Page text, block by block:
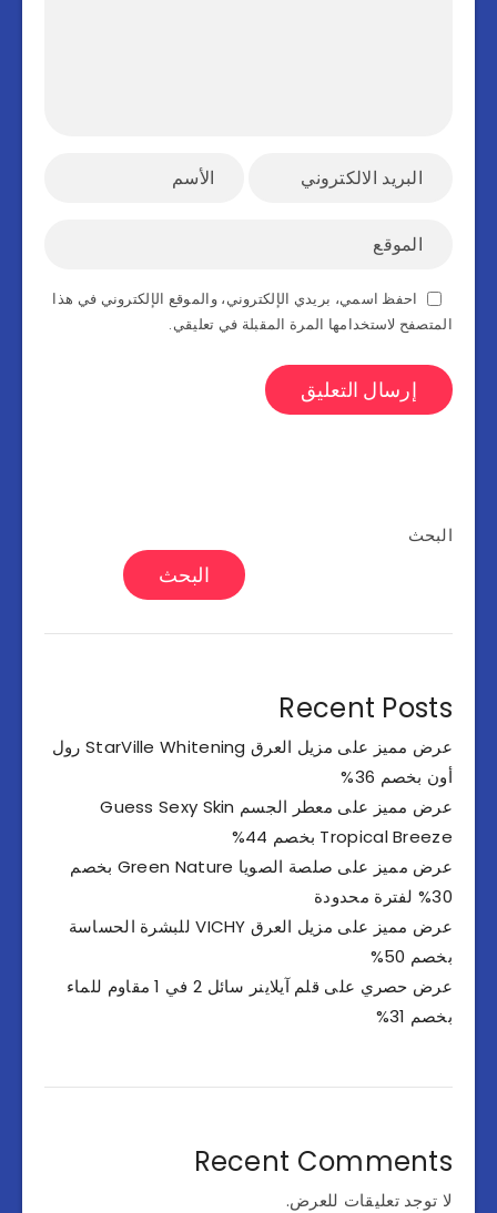
احفظ اسمي، بريدي الإلكتروني، والموقع الإلكتروني في هذا
المتصفح لاستخدامها المرة المقبلة في تعليقي.
البحث
البحث
Recent Posts
عرض مميز على مزيل العرق StarVille Whitening رول
أون بخصم 36%
عرض مميز على معطر الجسم Guess Sexy Skin
Tropical Breeze بخصم 44%
عرض مميز على صلصة الصويا Green Nature بخصم
30% لفترة محدودة
عرض مميز على مزيل العرق VICHY للبشرة الحساسة
بخصم 50%
عرض حصري على قلم آيلاينر سائل 2 في 1 مقاوم للماء
بخصم 31%
Recent Comments
لا توجد تعليقات للعرض.